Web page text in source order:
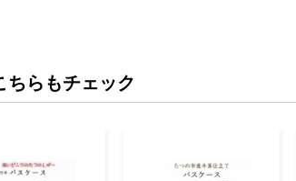
ちらもチェック